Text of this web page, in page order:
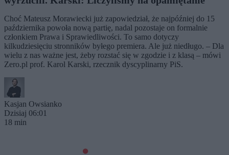
Choć Mateusz Morawiecki już zapowiedział, że najpóźniej do 15
października powoła nową partię, nadal pozostaje on formalnie
członkiem Prawa i Sprawiedliwości. To samo dotyczy
kilkudziesięciu stronników byłego premiera. Ale już niedługo. – Dla
wielu z nas ważne jest, żeby rozstać się w zgodzie i z klasą – mówi
Zero.pl prof. Karol Karski, rzecznik dyscyplinarny PiS.
Kasjan Owsianko
Dzisiaj 06:01
18 min